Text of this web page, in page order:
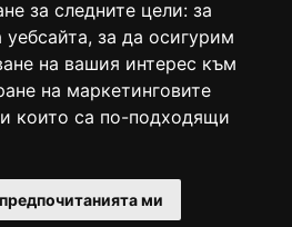
за следните цели: за
, за да осигурим
на вашия интерес към
на маркетинговите
които са по-подходящи
ми